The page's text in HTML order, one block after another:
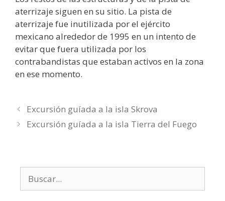
aterrizaje siguen en su sitio. La pista de
aterrizaje fue inutilizada por el ejército
mexicano alrededor de 1995 en un intento de
evitar que fuera utilizada por los
contrabandistas que estaban activos en la zona
en ese momento.
Excursión guíada a la isla Skrova
Excursión guíada a la isla Tierra del Fuego